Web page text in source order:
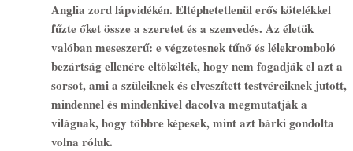
Anglia zord lápvidékén. Eltéphetetlenül erős kötelékkel
fűzte őket össze a szeretet és a szenvedés. Az életük
valóban meseszerű: e végzetesnek tűnő és lélekromboló
bezártság ellenére eltökélték, hogy nem fogadják el azt a
sorsot, ami a szüleiknek és elveszített testvéreiknek jutott,
mindennel és mindenkivel dacolva megmutatják a
világnak, hogy többre képesek, mint azt bárki gondolta
volna róluk.